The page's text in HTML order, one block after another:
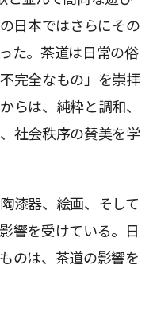
日本ではさらにその
た。茶道は日常の俗
完全なもの」を崇拝
らは、純粋と調和、
社会秩序の賛美を学
漆器、絵画、そして
響を受けている。日
のは、茶道の影響を